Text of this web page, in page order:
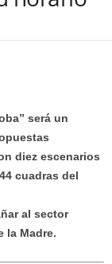
será un
diez escenarios
cuadras del
al sector
la Madre.